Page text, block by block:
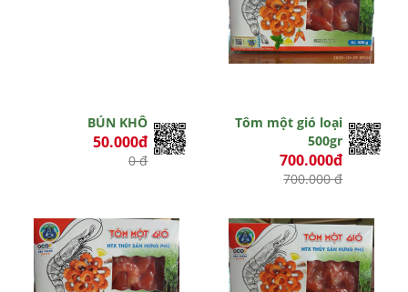
BÚN KHÔ
50.000đ
0 đ
Tôm một gió loại
500gr
700.000đ
700.000 đ